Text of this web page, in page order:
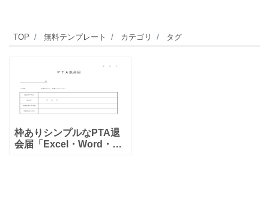
TOP 無料テンプレート カテゴリ タグ
枠ありシンプルなPTA退
会届「Excel・Word・